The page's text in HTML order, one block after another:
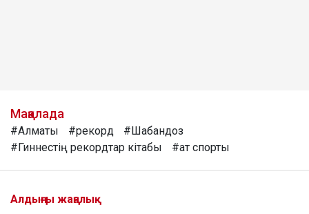
Мақалада
#Алматы #рекорд
#Шабандоз
#Гиннестің рекордтар кітабы
#ат спорты
Алдыңғы жаңалық